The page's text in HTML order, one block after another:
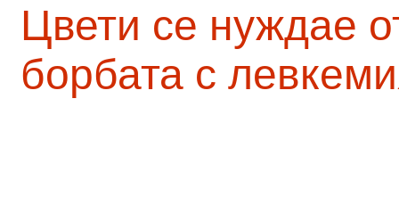
Цвети се нуждае
борбата с